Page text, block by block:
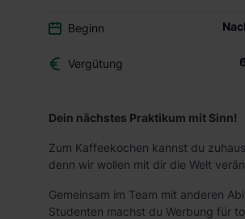
Beginn
Vergütung
Dein nächstes Praktikum mit Sinn!
Zum Kaffeekochen kannst du
denn wir wollen mit dir die Welt
Gemeinsam im Team mit anderen
Studenten machst du Werbung für